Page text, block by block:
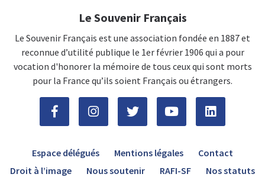
Le Souvenir Français
Le Souvenir Français est une association fondée en 1887 et
reconnue d’utilité publique le 1er février 1906 qui a pour
vocation d'honorer la mémoire de tous ceux qui sont morts
pour la France qu’ils soient Français ou étrangers.
Espace délégués Mentions légales
Contact
Droit à l’image
Nous soutenir RAFI-SF Nos statuts